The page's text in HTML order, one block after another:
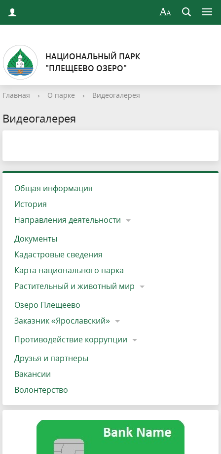
НАЦИОНАЛЬНЫЙ ПАРК
"ПЛЕЩЕЕВО ОЗЕРО"
Главная › О парке › Видеогалерея
Видеогалерея
Общая информация
История
Направления деятельности
Документы
Кадастровые сведения
Карта национального парка
Растительный и животный мир
Озеро Плещеево
Заказник «Ярославский»
Противодействие коррупции
Друзья и партнеры
Вакансии
Волонтерство